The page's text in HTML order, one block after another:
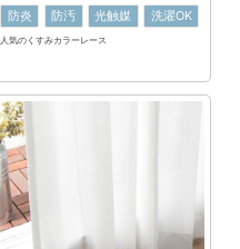
防炎 防汚 光触媒 洗濯OK
人気のくすみカラーレース